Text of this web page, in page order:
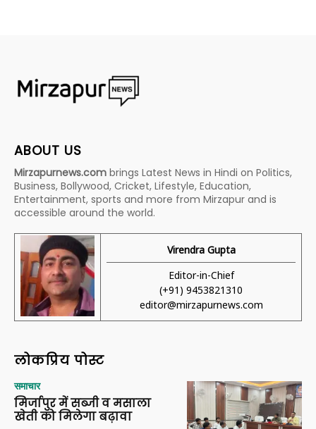
ABOUT US
Mirzapurnews.com brings Latest News in Hindi on Politics,
Business, Bollywood, Cricket, Lifestyle, Education,
Entertainment, sports and more from Mirzapur and is
accessible around the world.
Virendra Gupta
Editor-in-Chief
(+91) 9453821310
editor@mirzapurnews.com
लोकप्रिय पोस्ट
समाचार
मिर्जापुर में सब्जी व मसाला
खेती को मिलेगा बढ़ावा